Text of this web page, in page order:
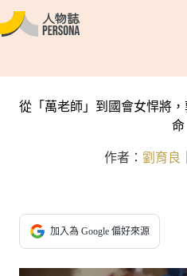
從「萬老師」到國會女悍將
命
作者： 劉育良
加入為 Google 偏好來源